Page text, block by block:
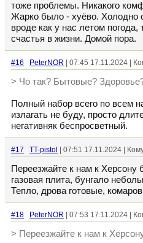
тоже проблемы. Никакого
Жарко было - хуёво. Холодно
вроде как у нас летом
счастья в жизни. Домой пора.
#16 PeterNOR | 07:45 17.11.2024 |
> Чо так? Бытовые?
Полный набор всего по всем
излагать не буду, просто
негативняк беспросветный.
#17 TT-pistol | 07:51 17.11.2024 |
Переезжайте к нам к
газовая плита, бунгало
Тепло, дрова готовые,
#18 PeterNOR | 07:53 17.11.2024 |
> Переезжайте к нам к